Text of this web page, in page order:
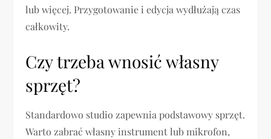
lub więcej. Przygotowanie i edycja wydłużają czas
całkowity.
Czy trzeba wnosić własny
sprzęt?
Standardowo studio zapewnia podstawowy sprzęt.
Warto zabrać własny instrument lub mikrofon,